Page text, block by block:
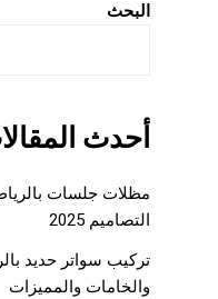
البحث
أحدث
مظلات جلسات
التصاميم 2025
تركيب سواتر حديد
والخامات والمميزات